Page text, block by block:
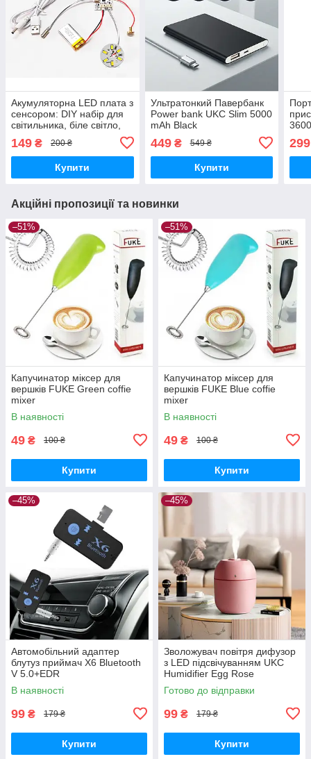
Акумуляторна LED плата з
сенсором: DIY набір для
світильника, біле світло,
149 ₴ 200 ₴
Купити
Ультратонкий Павербанк
Power bank UKC Slim 5000
mAh Black
449₴ 549 ₴
Купити
299
Акційні пропозиції та новинки
–51%
Капучинатор міксер для
вершків FUKE Green coffie
mixer
В наявності
49 ₴ 100 ₴
Купити
–51%
Капучинатор міксер для
вершків FUKE Blue coffie
mixer
В наявності
49 ₴ 100 ₴
Купити
–45%
Автомобільний адаптер
блутуз приймач X6 Bluetooth
V 5.0+EDR
В наявності
99 ₴ 179 ₴
Купити
–45%
Зволожувач повітря дифузор
з LED підсвічуванням UKC
Humidifier Egg Rose
Готово до відправки
99 ₴ 179 ₴
Купити